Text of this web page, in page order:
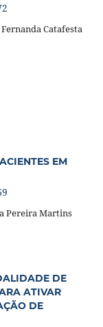
Catafesta
EM
Pereira Martins
DE
ATIVAR
DE